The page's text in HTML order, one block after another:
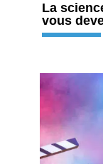
La
vous